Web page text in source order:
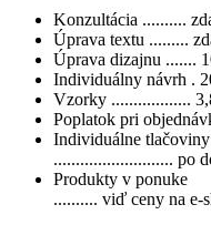
Konzultácia ..........
Úprava textu .........
Úprava dizajnu .......
Individuálny návrh .
Vzorky ..................
Poplatok pri
Individuálne tlačoviny
........................... po
Produkty v ponuke
.......... viď ceny na e-